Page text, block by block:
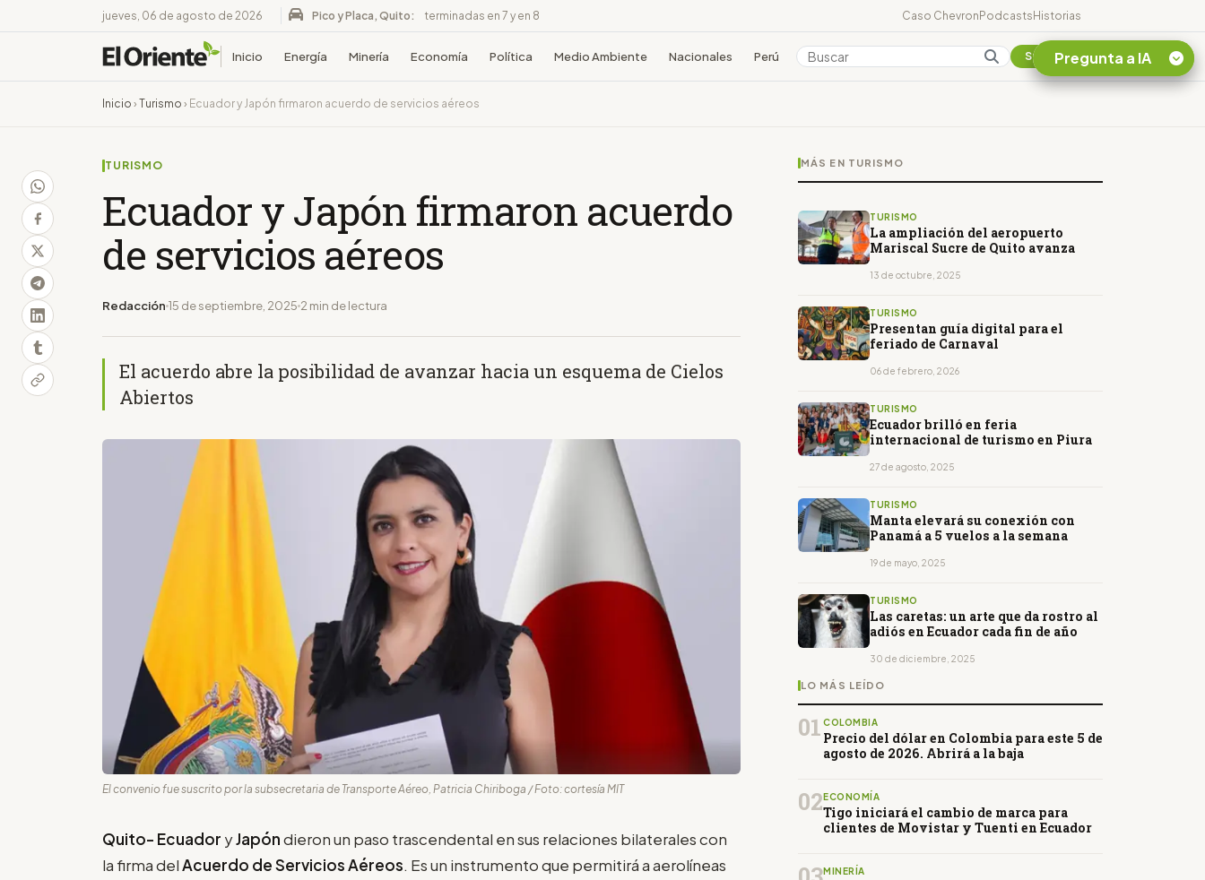
jueves, 06 de agosto de 2026 Pico y Placa, Quito: terminadas en 7 y en 8 Caso ChevronPodcastsHistorias
Inicio Energía Minería Economía Política Medio Ambiente Nacionales Perú Colombia Suscribirse
Inicio › Turismo › Ecuador y Japón firmaron acuerdo de servicios aéreos
TURISMO
Ecuador y Japón firmaron acuerdo
de servicios aéreos
Redacción 15 de septiembre, 2025 2 min de lectura
El acuerdo abre la posibilidad de avanzar hacia un esquema de Cielos
Abiertos
El convenio fue suscrito por la subsecretaria de Transporte Aéreo, Patricia Chiriboga / Foto: cortesía MIT
Quito- Ecuador yJapóndieron un paso trascendental en sus relaciones bilaterales con
la firma delAcuerdo de Servicios Aéreos. Es un instrumento que permitirá a aerolíneas
MÁS EN TURISMO
TURISMO
La ampliación del aeropuerto
Mariscal Sucre de Quito avanza
13 de octubre, 2025
TURISMO
Presentan guía digital para el
feriado de Carnaval
06 de febrero, 2026
TURISMO
Ecuador brilló en feria
internacional de turismo en Piura
27 de agosto, 2025
TURISMO
Manta elevará su conexión con
Panamá a 5 vuelos a la semana
19 de mayo, 2025
TURISMO
Las caretas: un arte que da rostro al
adiós en Ecuador cada fin de año
30 de diciembre, 2025
LO MÁS LEÍDO
01 COLOMBIA
Precio del dólar en Colombia para este 5 de
agosto de 2026. Abrirá a la baja
02 ECONOMÍA
Tigo iniciará el cambio de marca para
clientes de Movistar y Tuenti en Ecuador
MINERÍA
Pregunta a IA
¿En que consiste la